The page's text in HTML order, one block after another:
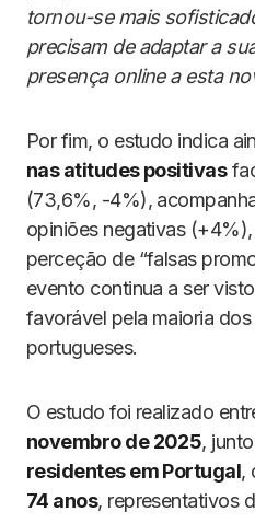
tornou-se mais
precisam de adaptar a
presença online a esta
Por fim, o estudo indica
nas atitudes positivas
(73,6%, -4%),
opiniões negativas
perceção de “falsas
evento continua a ser
favorável pela maioria
portugueses.
O estudo foi realizado
novembro de 2025,
residentes em Portugal,
74 anos, representativos